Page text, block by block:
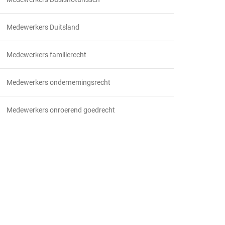
Medewerkers Duitsland
Medewerkers familierecht
Medewerkers ondernemingsrecht
Medewerkers onroerend goedrecht